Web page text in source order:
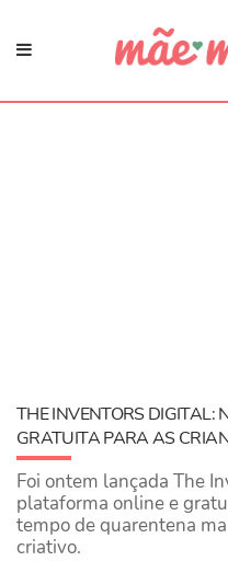
THE INVENTORS DIGITAL:
GRATUITA PARA AS
Foi ontem lançada The
plataforma online e
tempo de quarentena
criativo.